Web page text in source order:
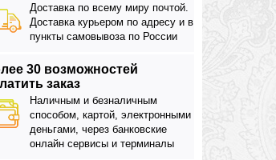
Доставка по всему миру почтой.
Доставка курьером по адресу и в
пункты самовывоза по России
30 возможностей
заказ
Наличным и безналичным
способом, картой, электронными
деньгами, через банковские
онлайн сервисы и терминалы